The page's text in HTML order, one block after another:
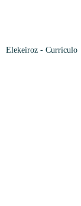
Elekeiroz - Currículo